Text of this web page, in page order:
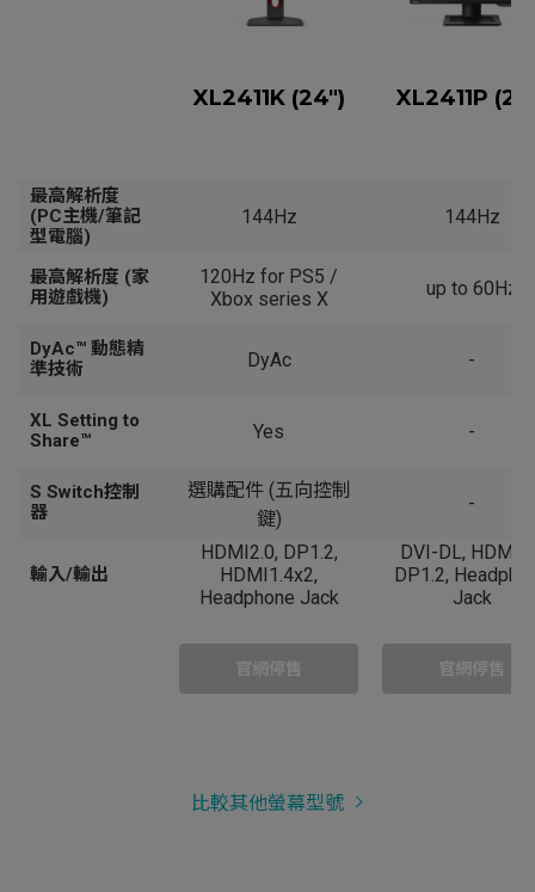
最高解析度
(PC主機/筆記
型電腦)‎
最高解析度 (家
用遊戲機)‎
DyAc™ 動態精
準技術
XL Setting to
Share™
S Switch控制
器
輸入/輸出
XL2411K (24")
144Hz
120Hz for PS5 /
Xbox series X
DyAc
Yes
選購配件 (五向控制
鍵)
HDMI2.0, DP1.2,
HDMI1.4x2,
Headphone Jack
官網停售
XL2411P
144Hz
up to 60Hz
-
-
-
DVI-DL,
DP1.2,
Jack
官網停售
比較其他螢幕型號